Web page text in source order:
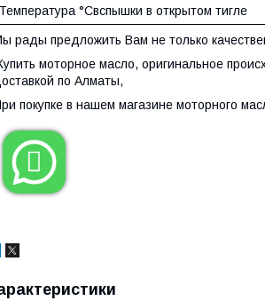
Температура °Cвспышки в открытом тигле
рады предложить Вам не только
моторное масло, оригинальное
по Алматы,
покупке в нашем магазине моторного
